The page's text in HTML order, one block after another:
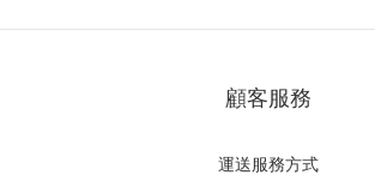
顧客服務
運送服務方式